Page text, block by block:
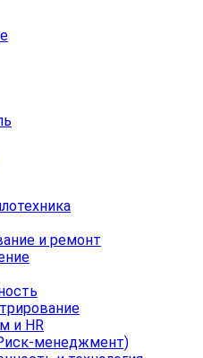
и ремонт
и HR
менеджмент)